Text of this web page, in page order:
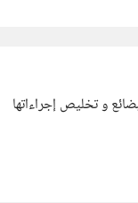
و تخليص إجراءاتها